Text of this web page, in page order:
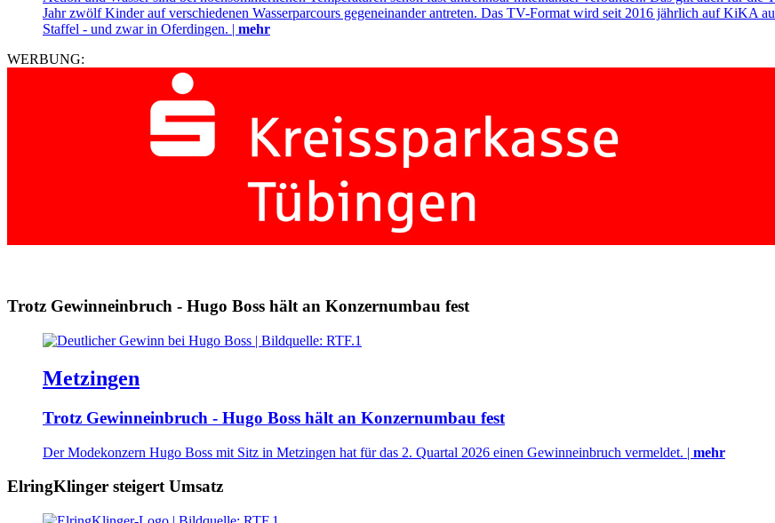
Jahr zwölf Kinder auf verschiedenen Wasserparcours gegeneinander antreten. Das TV-Format wird seit 2016 jährlich auf KiKA
Staffel - und zwar in Oferdingen. | mehr
WERBUNG:
Trotz Gewinneinbruch - Hugo Boss hält an Konzernumbau fest
Metzingen
Trotz Gewinneinbruch - Hugo Boss hält an Konzernumbau fest
Der Modekonzern Hugo Boss mit Sitz in Metzingen hat für das 2. Quartal 2026 einen Gewinneinbruch vermeldet. | mehr
ElringKlinger steigert Umsatz